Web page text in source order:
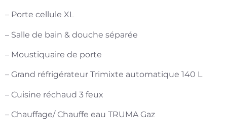
– Porte cellule XL
– Salle de bain & douche séparée
– Moustiquaire de porte
– Grand réfrigérateur Trimixte automatique 140 L
– Cuisine réchaud 3 feux
– Chauffage/ Chauffe eau TRUMA Gaz